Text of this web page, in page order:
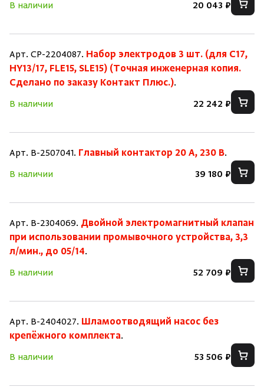
В наличии
20 043 ₽
Арт. CP-2204087. Набор электродов 3 шт. (для C17,
HY13/17, FLE15, SLE15) (Точная инженерная копия.
Cделано по заказу Контакт Плюс.).
В наличии
22 242 ₽
Арт. B-2507041. Главный контактор 20 А, 230 В.
В наличии
39 180 ₽
Арт. B-2304069. Двойной электромагнитный клапан
при использовании промывочного устройства, 3,3
л/мин., до 05/14.
В наличии
52 709 ₽
Арт. B-2404027. Шламоотводящий насос без
крепёжного комплекта.
В наличии
53 506 ₽